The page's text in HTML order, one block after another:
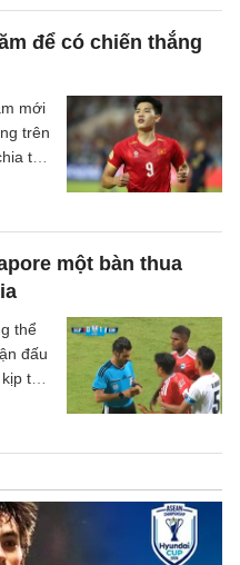
để có chiến thắng
mới
trên
tỷ
một bàn thua
thể
đấu
thời